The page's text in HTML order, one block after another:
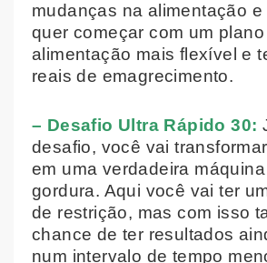
mudanças na alimentação e
quer começar com um plano
alimentação mais flexível e
reais de emagrecimento.
– Desafio Ultra Rápido 30:
desafio, você vai
em uma verdadeira
gordura. Aqui você vai ter
de restrição, mas com isso
chance de ter resultados
num intervalo de tempo